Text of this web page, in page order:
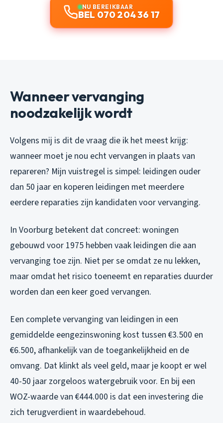
NU BEREIKBAAR
BEL 070 204 36 17
Wanneer vervanging
noodzakelijk wordt
Volgens mij is dit de vraag die ik het meest krijg:
wanneer moet je nou echt vervangen in plaats van
repareren? Mijn vuistregel is simpel: leidingen ouder
dan 50 jaar en koperen leidingen met meerdere
eerdere reparaties zijn kandidaten voor vervanging.
In Voorburg betekent dat concreet: woningen
gebouwd voor 1975 hebben vaak leidingen die aan
vervanging toe zijn. Niet per se omdat ze nu lekken,
maar omdat het risico toeneemt en reparaties duurder
worden dan een keer goed vervangen.
Een complete vervanging van leidingen in een
gemiddelde eengezinswoning kost tussen €3.500 en
€6.500, afhankelijk van de toegankelijkheid en de
omvang. Dat klinkt als veel geld, maar je koopt er wel
40-50 jaar zorgeloos watergebruik voor. En bij een
WOZ-waarde van €444.000 is dat een investering die
zich terugverdient in waardebehoud.